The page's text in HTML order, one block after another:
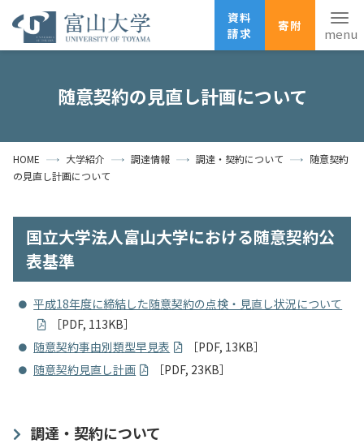
資料
請求
寄附
資料請求
寄附
広報刊行物
受験生の方 地域・一般の方 企業・研究者の方
卒業生の方
大学紹介
学部・大学院・施設
教育・学生支援
随意契約の見直し計画について
HOME 大学紹介 調達情報 調達・契約について
随意契約
の見直し計画について
調達・契約について
国立大学法人富山大学における随意契約公
表基準
平成18年度に締結した随意契約の点検・見直し状況について
［PDF, 113KB］
随意契約事由別類型早見表
［PDF, 13KB］
随意契約見直し計画
［PDF, 23KB］